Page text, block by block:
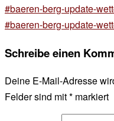
#baeren-berg-update-
#baeren-berg-update-
Schreibe einen
Deine E-Mail-Adresse
Felder sind mit* markiert